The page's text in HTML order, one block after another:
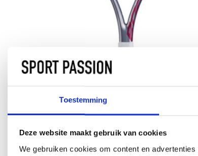
Toestemming
Deze website maakt gebruik van cookies
We gebruiken cookies om content en